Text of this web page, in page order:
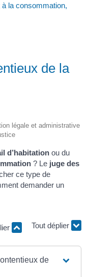
la consommation,
de la
légale et administrative
d’habitation ou du
? Le juge des
ce type de
demander un
Tout déplier
de